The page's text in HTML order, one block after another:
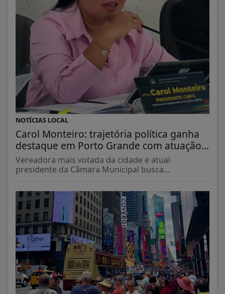
NOTÍCIAS LOCAL
Carol Monteiro: trajetória política ganha
destaque em Porto Grande com atuação...
Vereadora mais votada da cidade e atual
presidente da Câmara Municipal busca...